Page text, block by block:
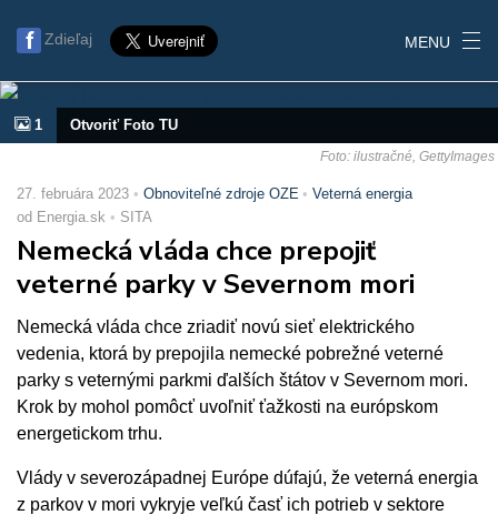
Zdieľaj MENU
1 Otvoriť Foto TU
Foto: ilustračné, GettyImages
27. februára 2023 Obnoviteľné zdroje OZE
Veterná energia
od Energia.sk
SITA
Nemecká vláda chce prepojiť
veterné parky v Severnom mori
Nemecká vláda chce zriadiť novú sieť elektrického
vedenia, ktorá by prepojila nemecké pobrežné veterné
parky s veternými parkmi ďalších štátov v Severnom mori.
Krok by mohol pomôcť uvoľniť ťažkosti na európskom
energetickom trhu.
Vlády v severozápadnej Európe dúfajú, že veterná energia
z parkov v mori vykryje veľkú časť ich potrieb v sektore